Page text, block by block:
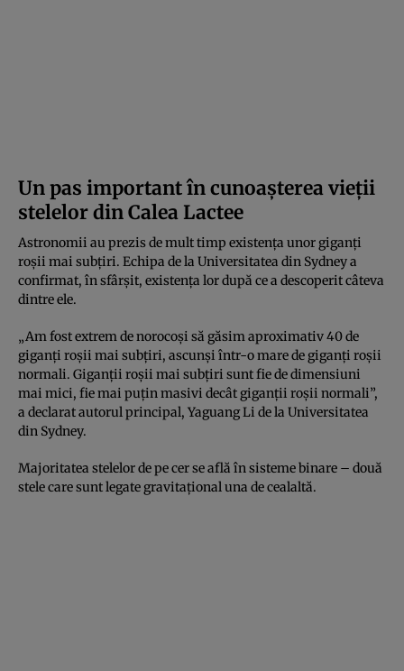
Un pas important în cunoașterea vieții
stelelor din Calea Lactee
Astronomii au prezis de mult timp existența unor giganți
roșii mai subțiri. Echipa de la Universitatea din Sydney a
confirmat, în sfârșit, existența lor după ce a descoperit câteva
dintre ele.
„Am fost extrem de norocoși să găsim aproximativ 40 de
giganți roșii mai subțiri, ascunși într-o mare de giganți roșii
normali. Giganții roșii mai subțiri sunt fie de dimensiuni
mai mici, fie mai puțin masivi decât giganții roșii normali”,
a declarat autorul principal, Yaguang Li de la Universitatea
din Sydney.
Majoritatea stelelor de pe cer se află în sisteme binare – două
stele care sunt legate gravitațional una de cealaltă.